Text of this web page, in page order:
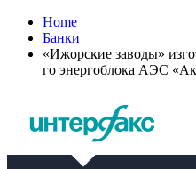
Home
Банки
«Ижорские заводы»
го энергоблока АЭС